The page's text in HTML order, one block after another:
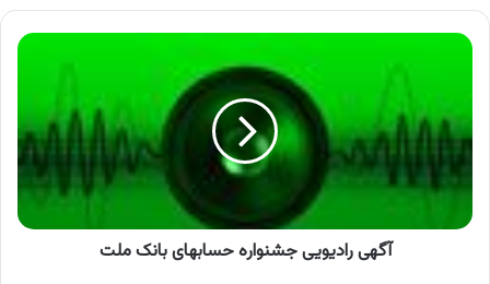
آگهی
حسابهای
بانک
ملت
آگهی رادیویی جشنواره حسابهای بانک ملت